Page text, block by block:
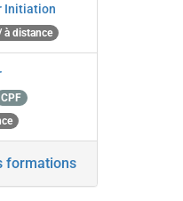
Initiation
à distance
CPF
formations